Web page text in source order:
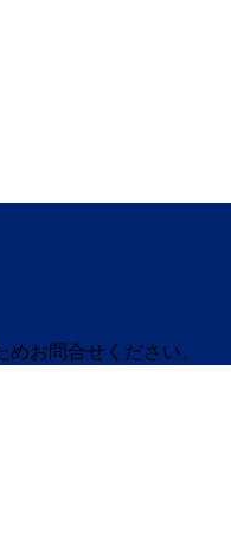
お問合せください。